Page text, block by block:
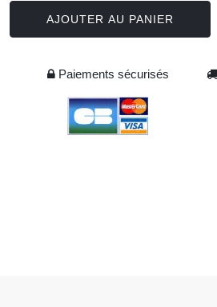
AJOUTER AU PANIER
Paiements sécurisés